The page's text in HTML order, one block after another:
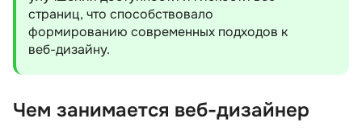
страниц, что способствовало
формированию современных подходов к
веб-дизайну.
Чем занимается веб-дизайнер